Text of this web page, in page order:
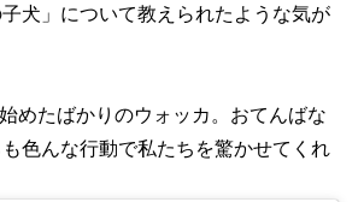
犬」について教えられたような気が
めたばかりのウォッカ。おてんばな
色んな行動で私たちを驚かせてくれ